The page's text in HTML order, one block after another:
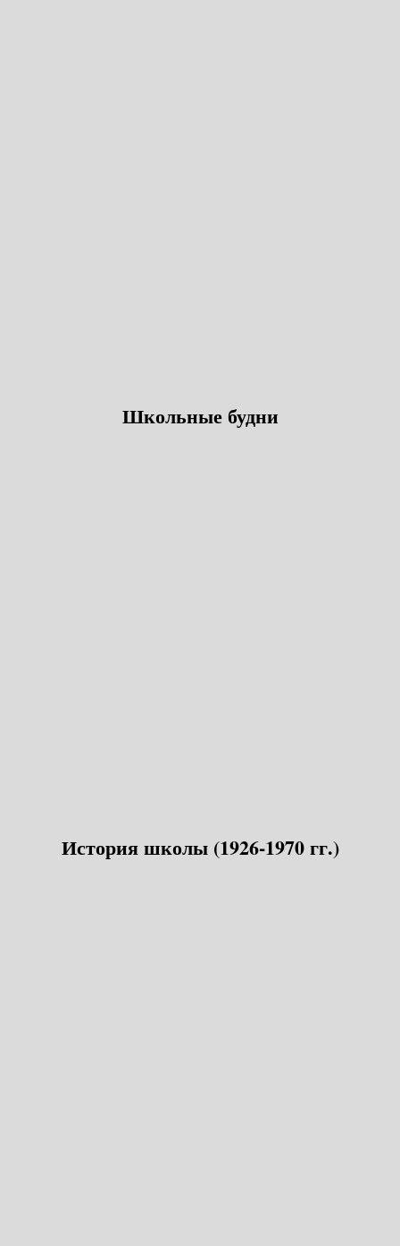
Школьные будни
История школы (1926-1970 гг.)